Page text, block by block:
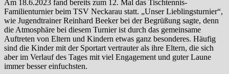
Am 18.6.2023 fand bereits zum 12. Mal das Tischtennis-
Familienturnier beim TSV Neckarau statt. „Unser Lieblingsturnier“,
wie Jugendtrainer Reinhard Beeker bei der Begrüßung sagte, denn
die Atmosphäre bei diesem Turnier ist durch das gemeinsame
Auftreten von Eltern und Kindern etwas ganz besonderes. Häufig
sind die Kinder mit der Sportart vertrauter als ihre Eltern, die sich
aber im Verlauf des Tages mit viel Engagement und guter Laune
immer besser einfuchsten.